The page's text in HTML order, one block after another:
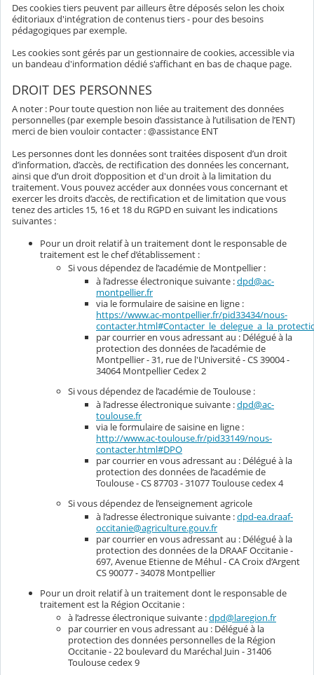
Des cookies tiers peuvent par ailleurs être déposés selon les choix
éditoriaux d'intégration de contenus tiers - pour des besoins
pédagogiques par exemple.
Les cookies sont gérés par un gestionnaire de cookies, accessible via
un bandeau d'information dédié s'affichant en bas de chaque page.
DROIT DES PERSONNES
A noter : Pour toute question non liée au traitement des données
personnelles (par exemple besoin d’assistance à l’utilisation de l’ENT)
merci de bien vouloir contacter : @assistance ENT
Les personnes dont les données sont traitées disposent d’un droit
d’information, d’accès, de rectification des données les concernant,
ainsi que d’un droit d’opposition et d'un droit à la limitation du
traitement. Vous pouvez accéder aux données vous concernant et
exercer les droits d’accès, de rectification et de limitation que vous
tenez des articles 15, 16 et 18 du RGPD en suivant les indications
suivantes :
Pour un droit relatif à un traitement dont le responsable de
traitement est le chef d’établissement :
Si vous dépendez de l’académie de Montpellier :
à l’adresse électronique suivante :dpd@ac-
montpellier.fr
via le formulaire de saisine en ligne :
https://www.ac-montpellier.fr/pid33434/nous-
par courrier en vous adressant au : Délégué à la
protection des données de l’académie de
Montpellier - 31, rue de l'Université - CS 39004 -
34064 Montpellier Cedex 2
Si vous dépendez de l’académie de Toulouse :
à l’adresse électronique suivante :dpd@ac-
toulouse.fr
via le formulaire de saisine en ligne :
http://www.ac-toulouse.fr/pid33149/nous-
contacter.html#DPO
par courrier en vous adressant au : Délégué à la
protection des données de l’académie de
Toulouse - CS 87703 - 31077 Toulouse cedex 4
Si vous dépendez de l’enseignement agricole
à l’adresse électronique suivante :dpd-ea.draaf-
occitanie@agriculture.gouv.fr
par courrier en vous adressant au : Délégué à la
protection des données de la DRAAF Occitanie -
697, Avenue Etienne de Méhul - CA Croix d’Argent
CS 90077 - 34078 Montpellier
Pour un droit relatif à un traitement dont le responsable de
traitement est la Région Occitanie :
à l’adresse électronique suivante :dpd@laregion.fr
par courrier en vous adressant au : Délégué à la
protection des données personnelles de la Région
Occitanie - 22 boulevard du Maréchal Juin - 31406
Toulouse cedex 9